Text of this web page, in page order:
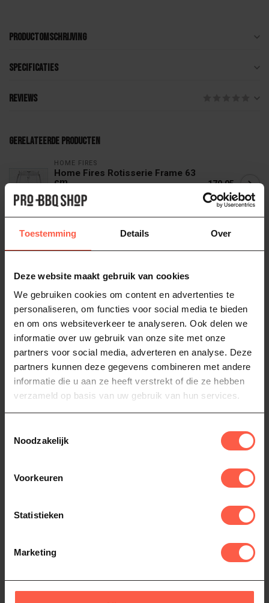
Toestemming Details Over
Deze website maakt gebruik van cookies
We gebruiken cookies om content en advertenties te
personaliseren, om functies voor social media te bieden
en om ons websiteverkeer te analyseren. Ook delen we
informatie over uw gebruik van onze site met onze
partners voor social media, adverteren en analyse. Deze
partners kunnen deze gegevens combineren met andere
informatie die u aan ze heeft verstrekt of die ze hebben
verzameld op basis van uw gebruik van hun services.
Noodzakelijk
Voorkeuren
Statistieken
Marketing
Productomschrijving
Specificaties
Reviews
Gerelateerde producten
HOME FIRES
Home Fires Rotisserie Frame 63
cm
Op voorraad
179,95
HOME FIRES
Op voorraad
219,95
Home Fires Zuid Afrikaanse Braai
Asado Achterwand
Op voorraad
249,95
Home Fires Tramontina Spies 75
cm
20,00
Of heb je hulp nodig bij het bestellen? Neem
. We helpen je graag!